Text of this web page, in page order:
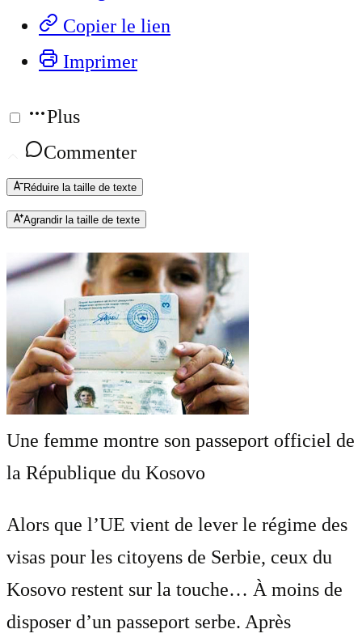
Copier le lien
Imprimer
Plus
Commenter
Réduire la taille de texte
Agrandir la taille de texte
Une femme montre son passeport officiel de
la République du Kosovo
Alors que l’UE vient de lever le régime des
visas pour les citoyens de Serbie, ceux du
Kosovo restent sur la touche… À moins de
disposer d’un passeport serbe. Après